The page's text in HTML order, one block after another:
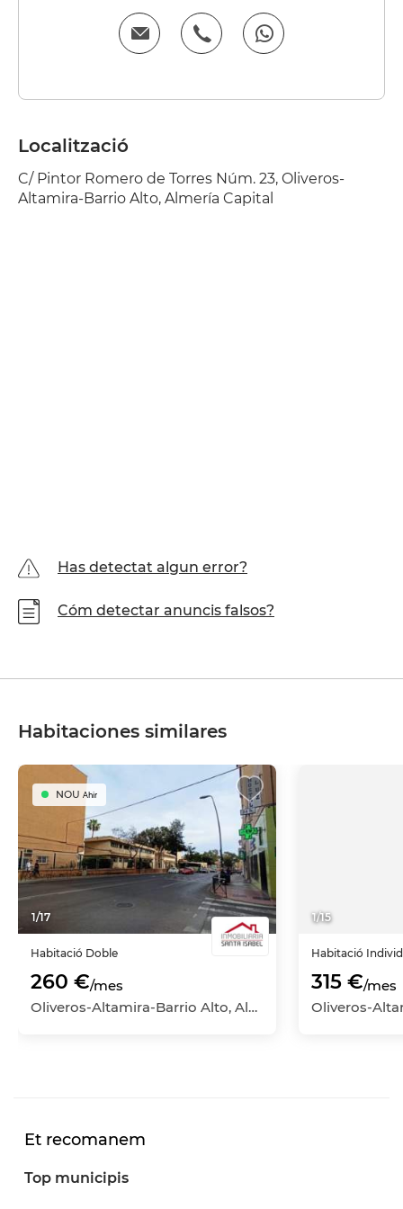
Localització
C/ Pintor Romero de Torres Núm. 23, Oliveros-
Altamira-Barrio Alto, Almería Capital
Has detectat algun error?
Cóm detectar anuncis falsos?
Habitaciones similares
1/17
NOU Ahir
Habitació Doble
260 €/mes
Oliveros-Altamira-Barrio Alto, Almería Capital, Almería
1/15
Habitació
315 €/mes
Et recomanem
Top municipis